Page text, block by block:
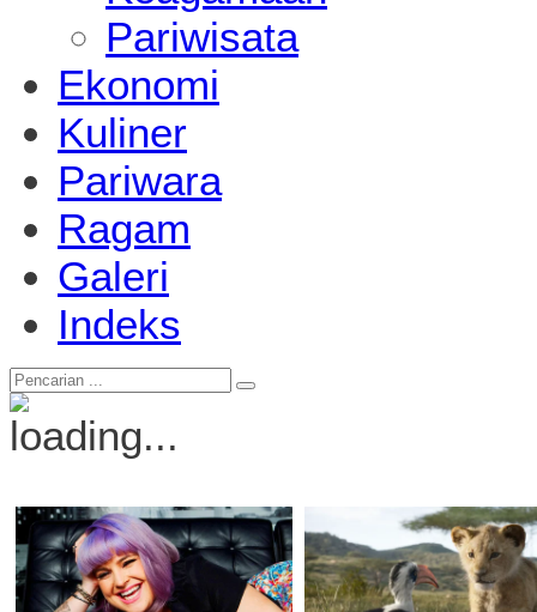
Pariwisata
Ekonomi
Kuliner
Pariwara
Ragam
Galeri
Indeks